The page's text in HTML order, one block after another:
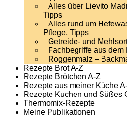
Alles über Lievito
Tipps
Alles rund um
Pflege, Tipps
Getreide- und
Fachbegriffe aus dem
Roggenmalz –
Rezepte Brot A-Z
Rezepte Brötchen A-Z
Rezepte aus meiner Küche
Rezepte Kuchen und Süßes
Thermomix-Rezepte
Meine Publikationen